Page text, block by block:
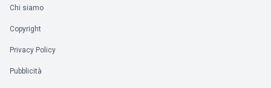
Chi siamo
Copyright
Privacy Policy
Pubblicità